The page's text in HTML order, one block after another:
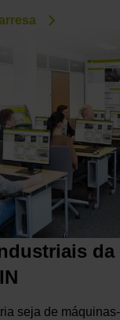
da
seja de